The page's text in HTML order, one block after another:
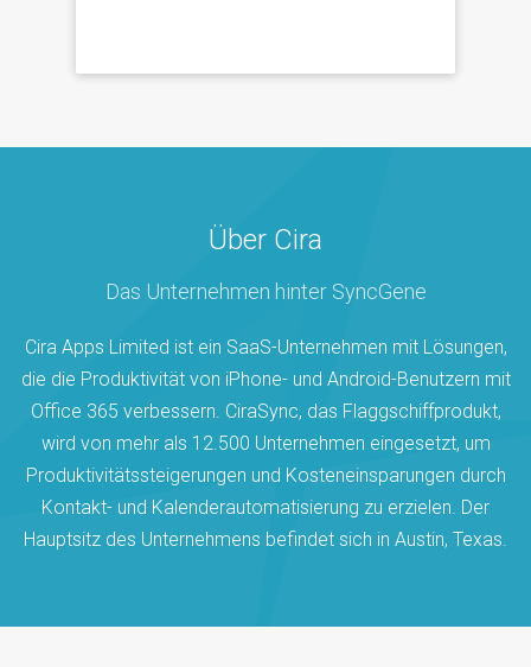
Über Cira
Das Unternehmen hinter SyncGene
Cira Apps Limited ist ein SaaS-Unternehmen mit Lösungen,
die die Produktivität von iPhone- und Android-Benutzern mit
Office 365 verbessern. CiraSync, das Flaggschiffprodukt,
wird von mehr als 12.500 Unternehmen eingesetzt, um
Produktivitätssteigerungen und Kosteneinsparungen durch
Kontakt- und Kalenderautomatisierung zu erzielen. Der
Hauptsitz des Unternehmens befindet sich in Austin, Texas.